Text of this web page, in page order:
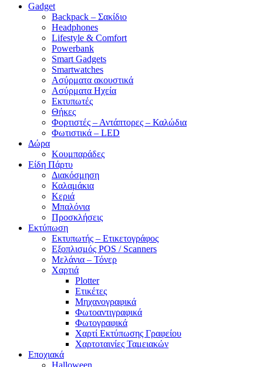
Gadget
Backpack – Σακίδιο
Headphones
Lifestyle & Comfort
Powerbank
Smart Gadgets
Smartwatches
Ασύρματα ακουστικά
Ασύρματα Ηχεία
Εκτυπωτές
Θήκες
Φορτιστές – Αντάπτορες – Καλώδια
Φωτιστικά – LED
Δώρα
Κουμπαράδες
Είδη Πάρτυ
Διακόσμηση
Καλαμάκια
Κεριά
Μπαλόνια
Προσκλήσεις
Εκτύπωση
Εκτυπωτής – Ετικετογράφος
Εξοπλισμός POS / Scanners
Μελάνια – Τόνερ
Χαρτιά
Plotter
Ετικέτες
Μηχανογραφικά
Φωτοαντιγραφικά
Φωτογραφικά
Χαρτί Εκτύπωσης Γραφείου
Χαρτοταινίες Ταμειακών
Εποχιακά
Halloween